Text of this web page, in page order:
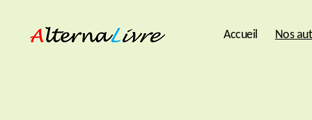
Accueil Nos